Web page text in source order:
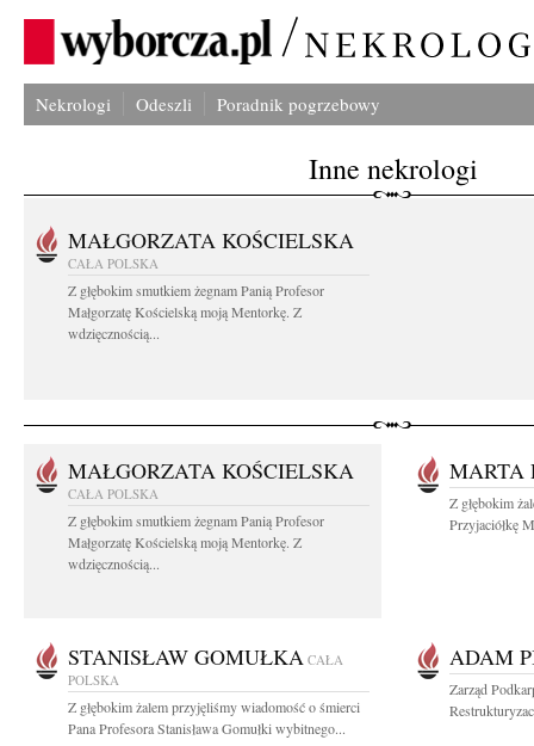
Nekrologi Odeszli Poradnik pogrzebowy
Inne nekrologi
MAŁGORZATA KOŚCIELSKA
CAŁA POLSKA
Z głębokim smutkiem żegnam Panią Profesor
Małgorzatę Kościelską moją Mentorkę. Z
wdzięcznością...
MAŁGORZATA KOŚCIELSKA
CAŁA POLSKA
Z głębokim smutkiem żegnam Panią Profesor
Małgorzatę Kościelską moją Mentorkę. Z
wdzięcznością...
MARTA
Z głębokim
Przyjaciółkę
STANISŁAW GOMUŁKA CAŁA
POLSKA
Z głębokim żalem przyjęliśmy wiadomość o śmierci
Pana Profesora Stanisława Gomułki wybitnego...
ADAM
Zarząd